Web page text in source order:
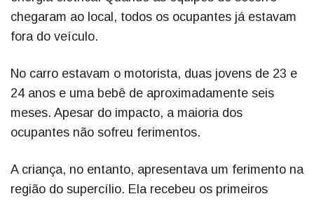
chegaram ao local, todos os ocupantes já estavam
fora do veículo.
No carro estavam o motorista, duas jovens de 23 e
24 anos e uma bebê de aproximadamente seis
meses. Apesar do impacto, a maioria dos
ocupantes não sofreu ferimentos.
A criança, no entanto, apresentava um ferimento na
região do supercílio. Ela recebeu os primeiros